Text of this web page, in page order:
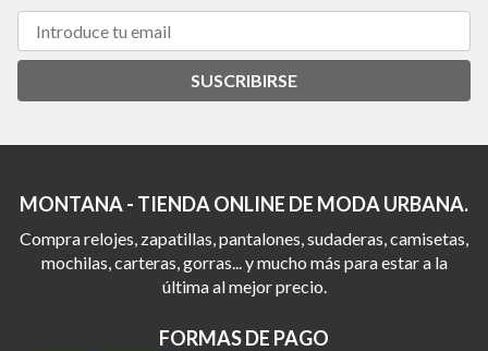
SUSCRIBIRSE
MONTANA - TIENDA ONLINE DE MODA URBANA.
Compra relojes, zapatillas, pantalones, sudaderas, camisetas,
mochilas, carteras, gorras... y mucho más para estar a la
última al mejor precio.
FORMAS DE PAGO